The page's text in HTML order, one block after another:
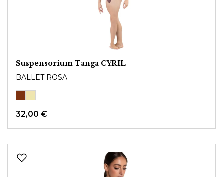
Suspensorium Tanga CYRIL
BALLET ROSA
32,00 €